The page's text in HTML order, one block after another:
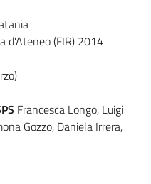
d'Ateneo (FIR) 2014
Francesca Longo, Luigi
Gozzo, Daniela Irrera,